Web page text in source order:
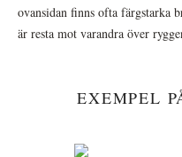
ovansidan finns ofta färgstarka
är resta mot varandra över
EXEMPEL